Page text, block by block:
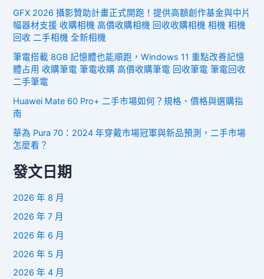
GFX 2026 攝影贊助計畫正式開跑！提供高額創作基金與中片
幅器材支援 收購相機 高價收購相機 回收收購相機 相機 相機
回收 二手相機 全新相機
筆電搭載 8GB 記憶體也能順跑，Windows 11 重點改善記憶
體占用 收購筆電 筆電收購 高價收購筆電 回收筆電 筆電回收
二手筆電
Huawei Mate 60 Pro+ 二手市場如何？規格、價格與選購指
南
華為 Pura 70：2024 年穿戴市場冠軍與新品預測，二手市場
怎麼看？
發文日期
2026 年 8 月
2026 年 7 月
2026 年 6 月
2026 年 5 月
2026 年 4 月